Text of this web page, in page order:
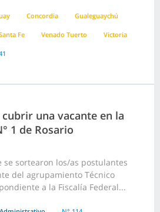
Concordia Gualeguaychú
Fe Venado Tuerto Victoria
una vacante en la
1 de Rosario
se sortearon los/as postulantes
del agrupamiento Técnico
a la Fiscalía Federal...